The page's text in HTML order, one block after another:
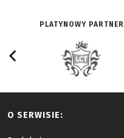
PLATYNOWY PARTNER
O SERWISIE: